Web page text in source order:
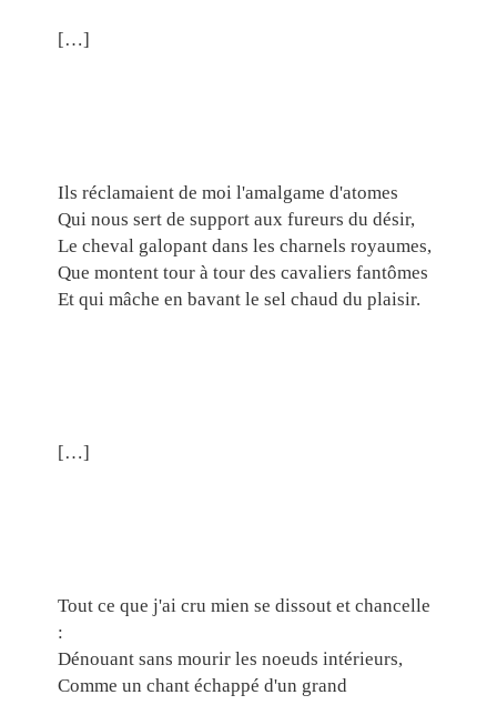
[…]
Ils réclamaient de moi l'amalgame d'atomes
Qui nous sert de support aux fureurs du désir,
Le cheval galopant dans les charnels royaumes,
Que montent tour à tour des cavaliers fantômes
Et qui mâche en bavant le sel chaud du plaisir.
[…]
Tout ce que j'ai cru mien se dissout et chancelle
:
Dénouant sans mourir les noeuds intérieurs,
Comme un chant échappé d'un grand